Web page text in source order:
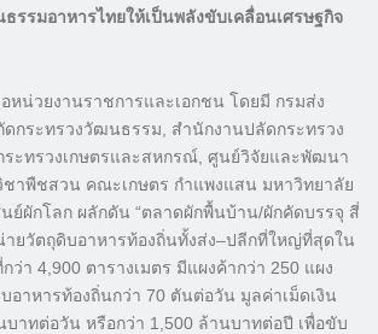
รรมอาหารไทยให้เป็นพลังขับเคลื่อนเศรษฐกิจ
หน่วยงานราชการและเอกชน โดยมี กรมส่ง
กระทรวงวัฒนธรรม, สำนักงานปลัดกระทรวง
ะทรวงเกษตรและสหกรณ์, ศูนย์วิจัยและพัฒนา
าพืชสวน คณะเกษตร กำแพงแสน มหาวิทยาลัย
ย์ผักโลก ผลักดัน “ตลาดผักพื้นบ้าน/ผักคัดบรรจุ สี่
ายวัตถุดิบอาหารท้องถิ่นทั้งส่ง–ปลีกที่ใหญ่ที่สุดใน
ว่า 4,900 ตารางเมตร มีแผงค้ากว่า 250 แผง
อาหารท้องถิ่นกว่า 70 ตันต่อวัน มูลค่าเม็ดเงิน
บาทต่อวัน หรือกว่า 1,500 ล้านบาทต่อปี เพื่อขับ